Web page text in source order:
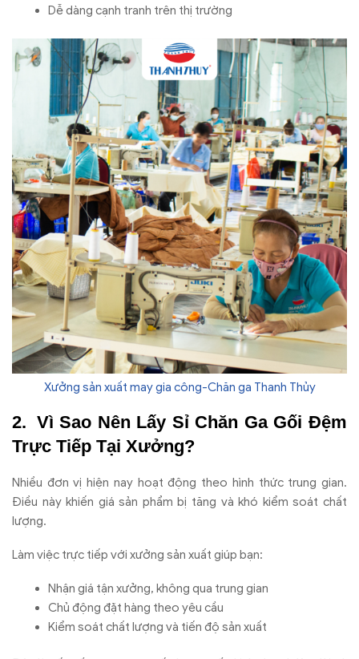
Dễ dàng cạnh tranh trên thị trường
Xưởng sản xuất may gia công-Chăn ga Thanh Thủy
Vì Sao Nên Lấy Sỉ Chăn Ga Gối Đệm
Trực Tiếp Tại Xưởng?
Nhiều đơn vị hiện nay hoạt động theo hình thức trung gian.
Điều này khiến giá sản phẩm bị tăng và khó kiểm soát chất
lượng.
Làm việc trực tiếp với xưởng sản xuất giúp bạn:
Nhận giá tận xưởng, không qua trung gian
Chủ động đặt hàng theo yêu cầu
Kiểm soát chất lượng và tiến độ sản xuất